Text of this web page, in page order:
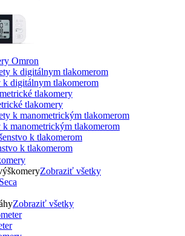
Omron
k digitálnym tlakomerom
tlakomery
k manometrickým tlakomerom
k tlakomerom
Zobraziť všetky
Zobraziť všetky